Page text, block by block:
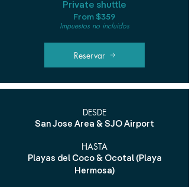
Private shuttle
From $359
Impuestos no incluidos
Reservar
DESDE
San Jose Area & SJO Airport
HASTA
Playas del Coco & Ocotal (Playa
Hermosa)